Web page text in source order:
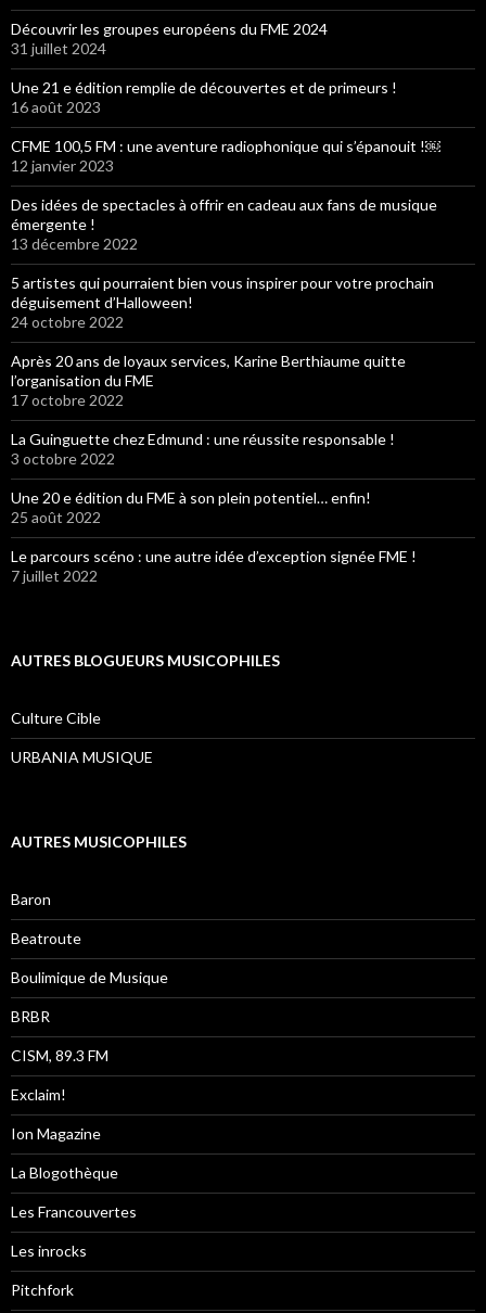
Découvrir les groupes européens du FME 2024
31 juillet 2024
Une 21 e édition remplie de découvertes et de primeurs !
16 août 2023
CFME 100,5 FM : une aventure radiophonique qui s’épanouit !￼
12 janvier 2023
Des idées de spectacles à offrir en cadeau aux fans de musique
émergente !
13 décembre 2022
5 artistes qui pourraient bien vous inspirer pour votre prochain
déguisement d’Halloween!
24 octobre 2022
Après 20 ans de loyaux services, Karine Berthiaume quitte
l’organisation du FME
17 octobre 2022
La Guinguette chez Edmund : une réussite responsable !
3 octobre 2022
Une 20 e édition du FME à son plein potentiel… enfin!
25 août 2022
Le parcours scéno : une autre idée d’exception signée FME !
7 juillet 2022
AUTRES BLOGUEURS MUSICOPHILES
Culture Cible
URBANIA MUSIQUE
AUTRES MUSICOPHILES
Baron
Beatroute
Boulimique de Musique
BRBR
CISM, 89.3 FM
Exclaim!
Ion Magazine
La Blogothèque
Les Francouvertes
Les inrocks
Pitchfork